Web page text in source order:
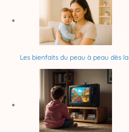
Les bienfaits du peau à peau dès